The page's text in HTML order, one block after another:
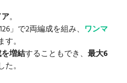
。
」で2両編成を組み、 ワンマ
。
増結することもでき、 最大6
。